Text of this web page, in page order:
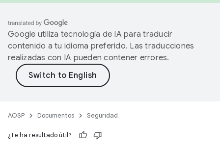
Google utiliza tecnología de IA para traducir
contenido a tu idioma preferido. Las traducciones
realizadas con IA pueden contener errores.
AOSP Documentos Seguridad
¿Te ha resultado útil?